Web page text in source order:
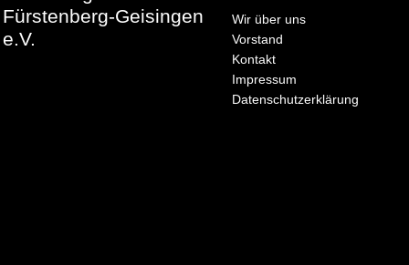
Fürstenberg-Geisingen
e.V.
Wir über uns
Vorstand
Kontakt
Impressum
Datenschutzerklärung